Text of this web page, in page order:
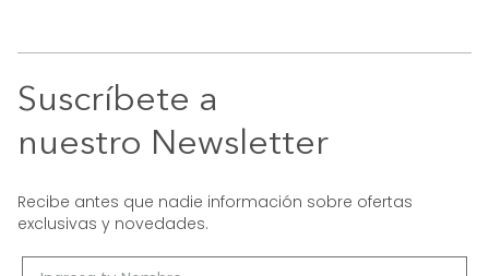
Suscríbete a
nuestro Newsletter
Recibe antes que nadie información sobre ofertas
exclusivas y novedades.